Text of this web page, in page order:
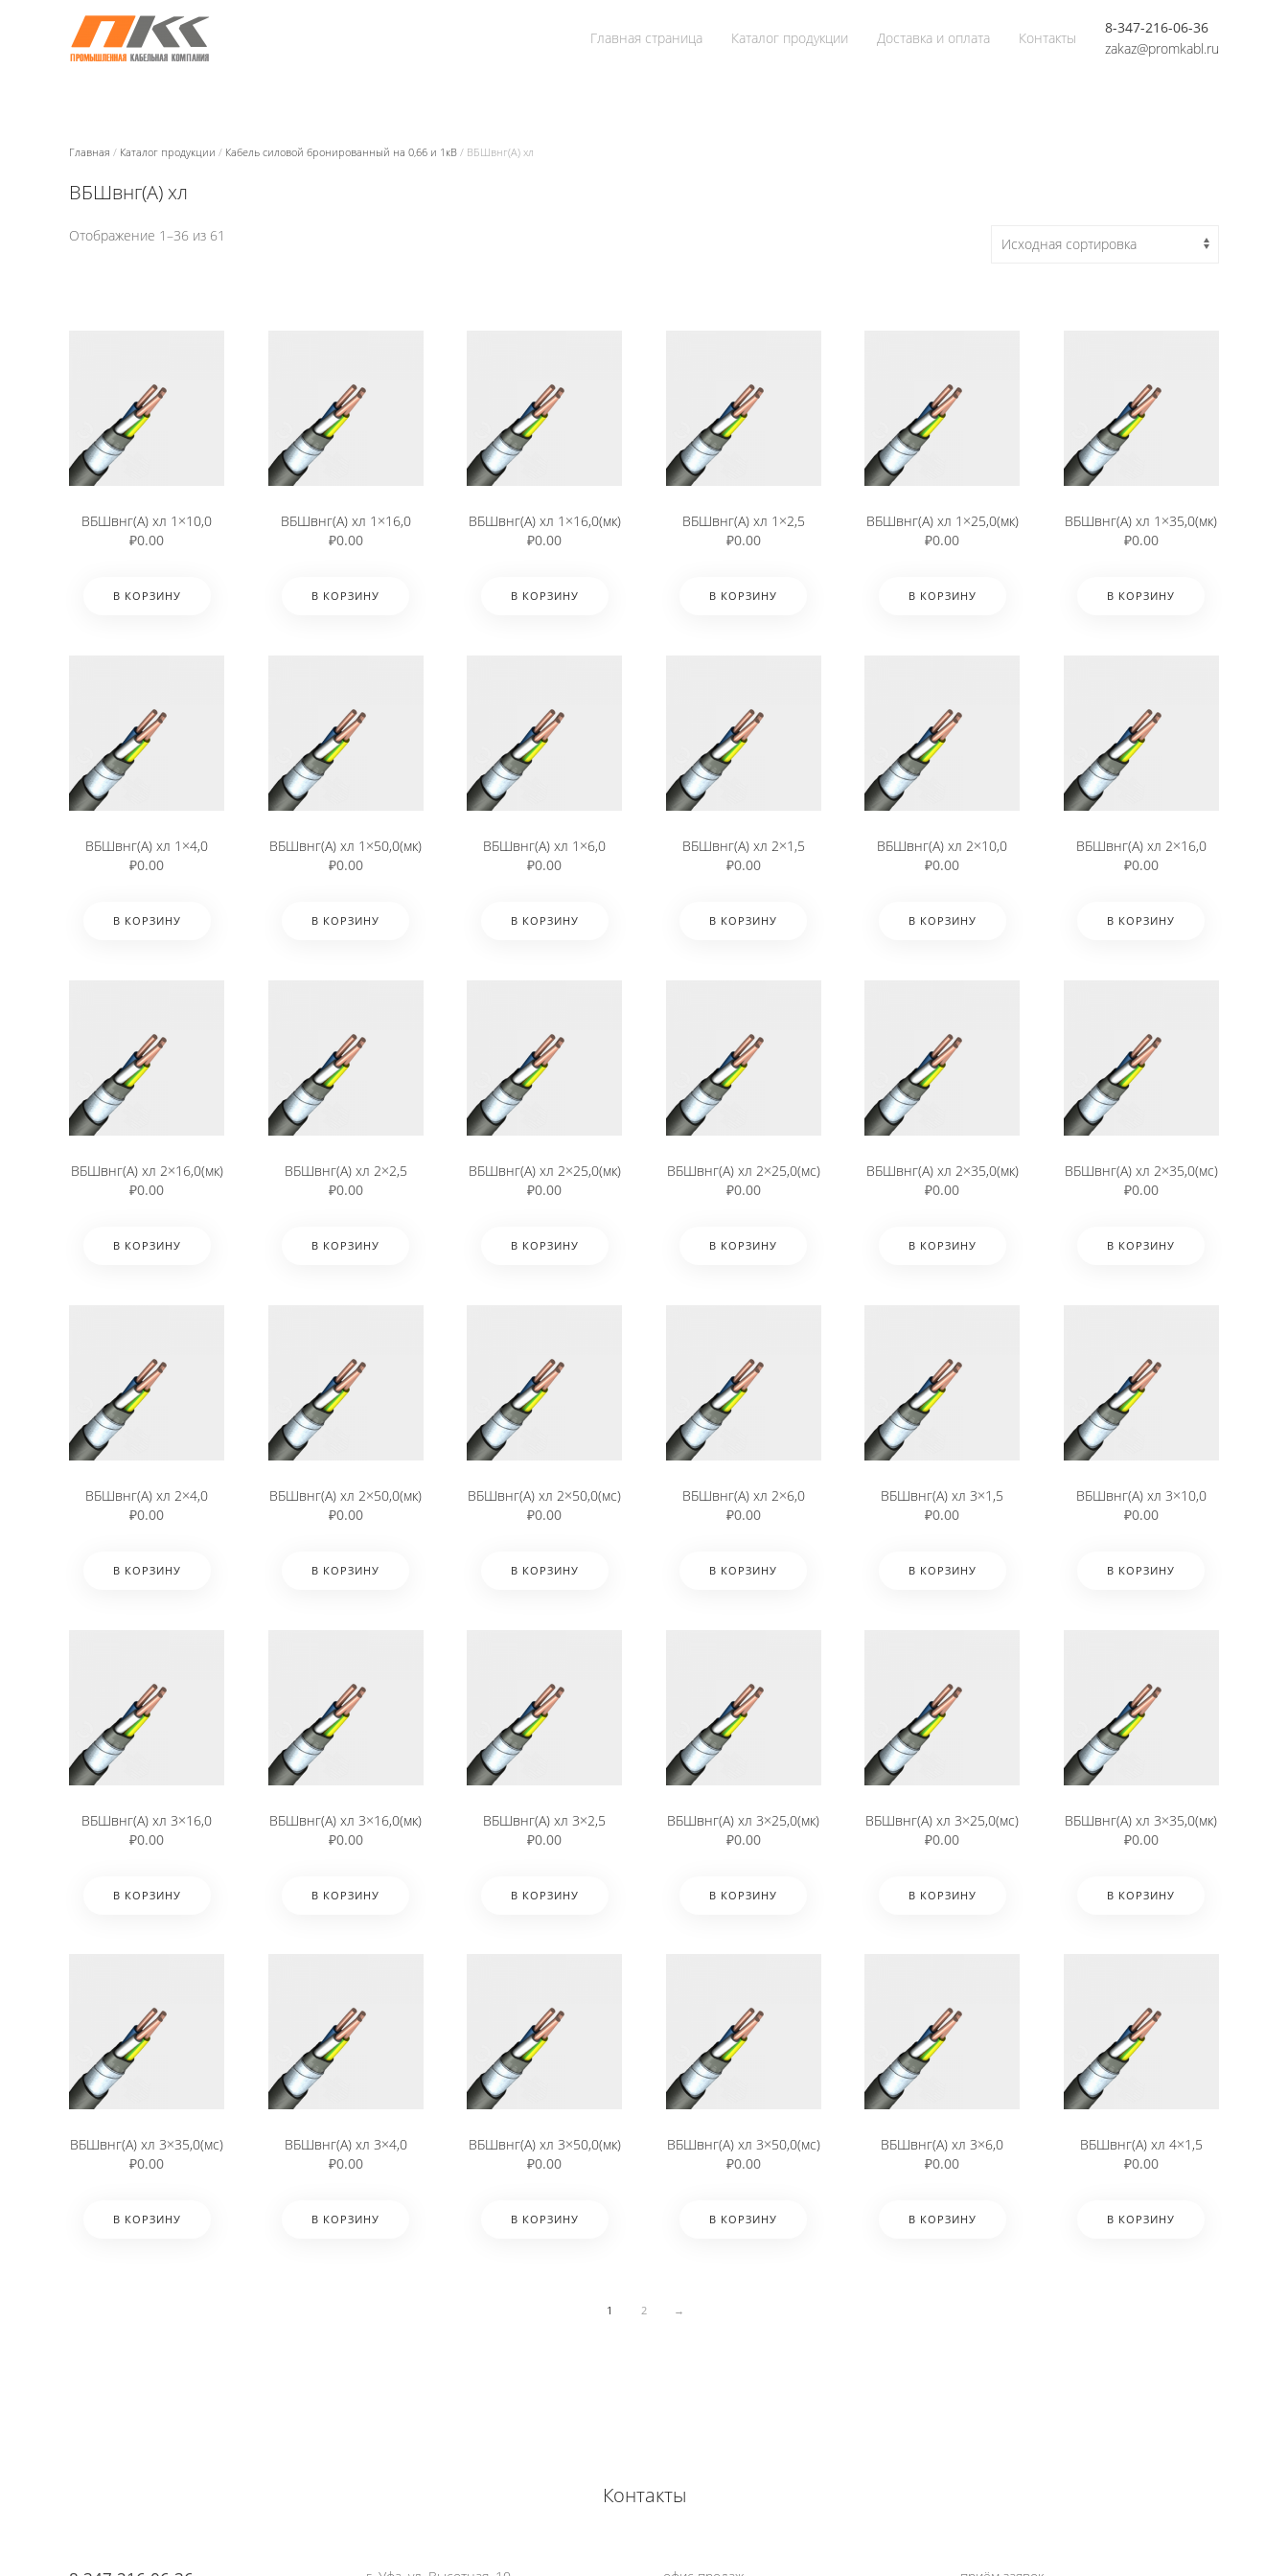
Главная страница Каталог продукции Доставка и оплата Контакты
8-347-216-06-36
zakaz@promkabl.ru
Главная / Каталог продукции / Кабель силовой бронированный на 0,66 и 1кВ / ВБШвнг(А) хл
ВБШвнг(А) хл
Отображение 1–36 из 61
ВБШвнг(А) хл 1×10,0
₽0.00
В КОРЗИНУ
ВБШвнг(А) хл 1×16,0
₽0.00
В КОРЗИНУ
ВБШвнг(А) хл 1×16,0(мк)
₽0.00
В КОРЗИНУ
ВБШвнг(А) хл 1×2,5
₽0.00
В КОРЗИНУ
ВБШвнг(А) хл 1×25,0(мк)
₽0.00
В КОРЗИНУ
ВБШвнг(А) хл 1×35,0(мк)
₽0.00
В КОРЗИНУ
ВБШвнг(А) хл 1×4,0
₽0.00
В КОРЗИНУ
ВБШвнг(А) хл 1×50,0(мк)
₽0.00
В КОРЗИНУ
ВБШвнг(А) хл 1×6,0
₽0.00
В КОРЗИНУ
ВБШвнг(А) хл 2×1,5
₽0.00
В КОРЗИНУ
ВБШвнг(А) хл 2×10,0
₽0.00
В КОРЗИНУ
ВБШвнг(А) хл 2×16,0
₽0.00
В КОРЗИНУ
ВБШвнг(А) хл 2×16,0(мк)
₽0.00
В КОРЗИНУ
ВБШвнг(А) хл 2×2,5
₽0.00
В КОРЗИНУ
ВБШвнг(А) хл 2×25,0(мк)
₽0.00
В КОРЗИНУ
ВБШвнг(А) хл 2×25,0(мс)
₽0.00
В КОРЗИНУ
ВБШвнг(А) хл 2×35,0(мк)
₽0.00
В КОРЗИНУ
ВБШвнг(А) хл 2×35,0(мс)
₽0.00
В КОРЗИНУ
ВБШвнг(А) хл 2×4,0
₽0.00
В КОРЗИНУ
ВБШвнг(А) хл 2×50,0(мк)
₽0.00
В КОРЗИНУ
ВБШвнг(А) хл 2×50,0(мс)
₽0.00
В КОРЗИНУ
ВБШвнг(А) хл 2×6,0
₽0.00
В КОРЗИНУ
ВБШвнг(А) хл 3×1,5
₽0.00
В КОРЗИНУ
ВБШвнг(А) хл 3×10,0
₽0.00
В КОРЗИНУ
ВБШвнг(А) хл 3×16,0
₽0.00
В КОРЗИНУ
ВБШвнг(А) хл 3×16,0(мк)
₽0.00
В КОРЗИНУ
ВБШвнг(А) хл 3×2,5
₽0.00
В КОРЗИНУ
ВБШвнг(А) хл 3×25,0(мк)
₽0.00
В КОРЗИНУ
ВБШвнг(А) хл 3×25,0(мс)
₽0.00
В КОРЗИНУ
ВБШвнг(А) хл 3×35,0(мк)
₽0.00
В КОРЗИНУ
ВБШвнг(А) хл 3×35,0(мс)
₽0.00
В КОРЗИНУ
ВБШвнг(А) хл 3×4,0
₽0.00
В КОРЗИНУ
ВБШвнг(А) хл 3×50,0(мк)
₽0.00
В КОРЗИНУ
ВБШвнг(А) хл 3×50,0(мс)
₽0.00
В КОРЗИНУ
ВБШвнг(А) хл 3×6,0
₽0.00
В КОРЗИНУ
ВБШвнг(А) хл 4×1,5
₽0.00
В КОРЗИНУ
1 2 →
Контакты